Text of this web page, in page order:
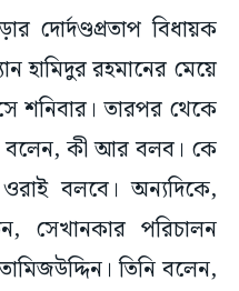
দোর্দণ্ডপ্রতাপ বিধায়ক
হামিদুর রহমানের মেয়ে
শনিবার। তারপর থেকে
বলেন, কী আর বলব। কে
বলবে। অন্যদিকে,
সেখানকার পরিচালন
তিনি বলেন,